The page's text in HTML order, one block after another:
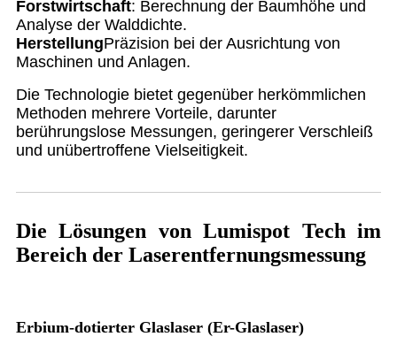
Forstwirtschaft: Berechnung der Baumhöhe und
Analyse der Walddichte.
HerstellungPräzision bei der Ausrichtung von
Maschinen und Anlagen.
Die Technologie bietet gegenüber herkömmlichen
Methoden mehrere Vorteile, darunter
berührungslose Messungen, geringerer Verschleiß
und unübertroffene Vielseitigkeit.
Die Lösungen von Lumispot Tech im
Bereich der Laserentfernungsmessung
Erbium-dotierter Glaslaser (Er-Glaslaser)